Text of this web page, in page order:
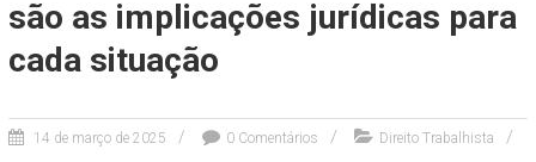
são as implicações jurídicas para
cada situação
14 de março de 2025 0 Comentários Direito Trabalhista